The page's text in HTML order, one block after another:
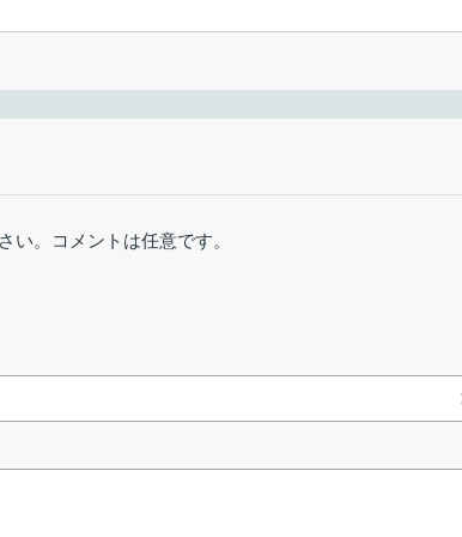
きる、Windows 向けフリーソフト。キャッシュフォルダ
ッシュフォルダのパスを変更できる Windows アプリケ
。コメントは任意です。